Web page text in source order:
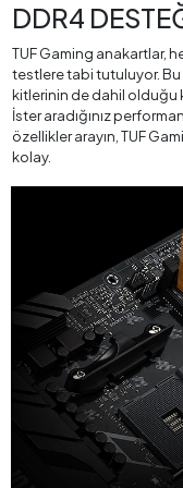
DDR4
TUF Gaming anakartlar,
testlere tabi tutuluyor.
kitlerinin de dahil olduğu
İster aradığınız
özellikler arayın, TUF
kolay.